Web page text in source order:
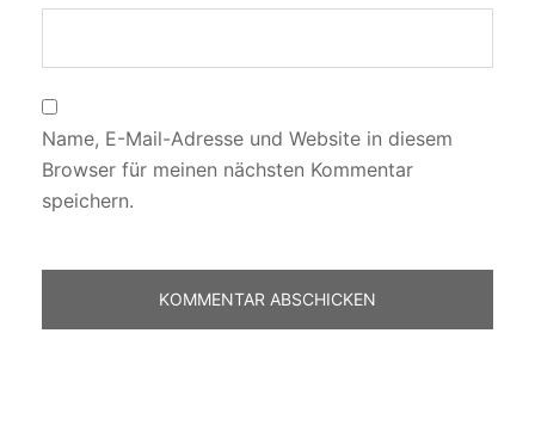
Name, E-Mail-Adresse und Website in diesem
Browser für meinen nächsten Kommentar
speichern.